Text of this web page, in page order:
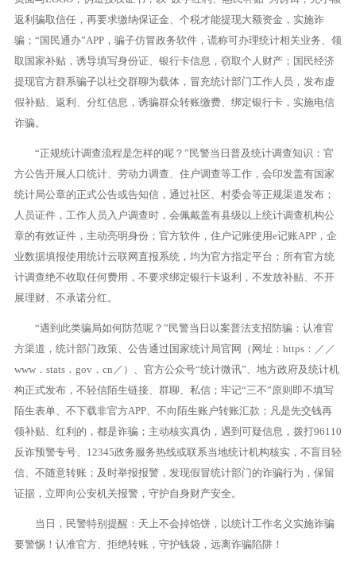
返利骗取信任，再要求缴纳保证金、个税才能提现大额资金，实施诈
骗；“国民通办”APP，骗子仿冒政务软件，谎称可办理统计相关业务、领
取国家补贴，诱导填写身份证、银行卡信息，窃取个人财产；国民经济
提现官方群系骗子以社交群聊为载体，冒充统计部门工作人员，发布虚
假补贴、返利、分红信息，诱骗群众转账缴费、绑定银行卡，实施电信
诈骗。
“正规统计调查流程是怎样的呢？”民警当日普及统计调查知识：官
方公告开展人口统计、劳动力调查、住户调查等工作，会印发盖有国家
统计局公章的正式公告或告知信，通过社区、村委会等正规渠道发布；
人员证件，工作人员入户调查时，会佩戴盖有县级以上统计调查机构公
章的有效证件，主动亮明身份；官方软件，住户记账使用e记账APP，企
业数据填报使用统计云联网直报系统，均为官方指定平台；所有官方统
计调查绝不收取任何费用，不要求绑定银行卡返利，不发放补贴、不开
展理财、不承诺分红。
“遇到此类骗局如何防范呢？”民警当日以案普法支招防骗：认准官
方渠道，统计部门政策、公告通过国家统计局官网（网址：https：／／
www．stats．gov．cn／）、官方公众号“统计微讯”、地方政府及统计机
构正式发布，不轻信陌生链接、群聊、私信；牢记“三不”原则即不填写
陌生表单、不下载非官方APP、不向陌生账户转账汇款；凡是先交钱再
领补贴、红利的，都是诈骗；主动核实真伪，遇到可疑信息，拨打96110
反诈预警专号、12345政务服务热线或联系当地统计机构核实，不盲目轻
信、不随意转账；及时举报报警，发现假冒统计部门的诈骗行为，保留
证据，立即向公安机关报警，守护自身财产安全。
当日，民警特别提醒：天上不会掉馅饼，以统计工作名义实施诈骗
要警惕！认准官方、拒绝转账，守护钱袋，远离诈骗陷阱！